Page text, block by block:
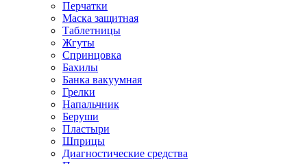
Перчатки
Маска защитная
Таблетницы
Жгуты
Спринцовка
Бахилы
Банка вакуумная
Грелки
Напальчник
Беруши
Пластыри
Шприцы
Диагностические средства